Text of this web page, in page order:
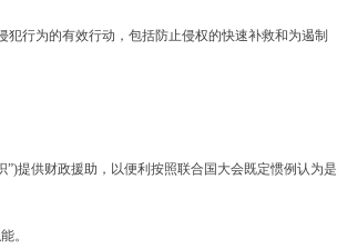
行为的有效行动，包括防止侵权的快速补救和为遏制
供财政援助，以便利按照联合国大会既定惯例认为是
。